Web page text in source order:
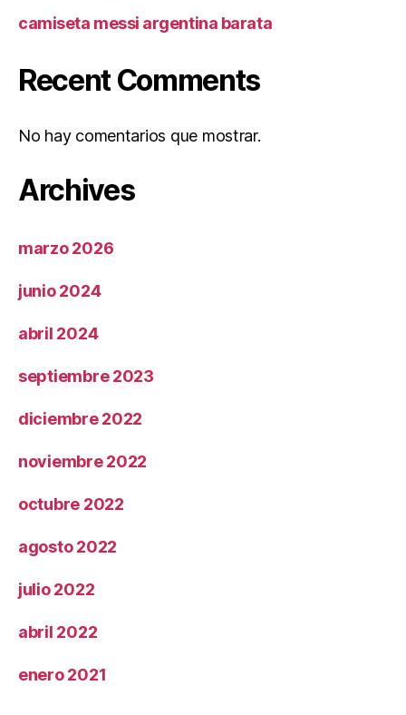
camiseta messi argentina barata
Recent Comments
No hay comentarios que mostrar.
Archives
marzo 2026
junio 2024
abril 2024
septiembre 2023
diciembre 2022
noviembre 2022
octubre 2022
agosto 2022
julio 2022
abril 2022
enero 2021